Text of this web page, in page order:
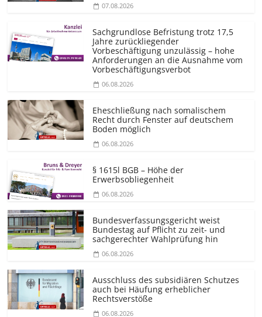
07.08.2026
Sachgrundlose Befristung trotz 17,5
Jahre zurückliegender
Vorbeschäftigung unzulässig – hohe
Anforderungen an die Ausnahme vom
Vorbeschäf­tigungsverbot
06.08.2026
Eheschließung nach somalischem
Recht durch Fenster auf deutschem
Boden möglich
06.08.2026
§ 1615l BGB – Höhe der
Erwerbsobliegenheit
06.08.2026
Bundesver­fassungsgericht weist
Bundestag auf Pflicht zu zeit- und
sachgerechter Wahlprüfung hin
06.08.2026
Ausschluss des subsidiären Schutzes
auch bei Häufung erheblicher
Rechtsverstöße
06.08.2026